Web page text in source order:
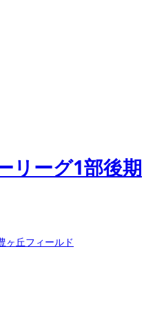
リーグ1部後期
ヶ丘フィールド